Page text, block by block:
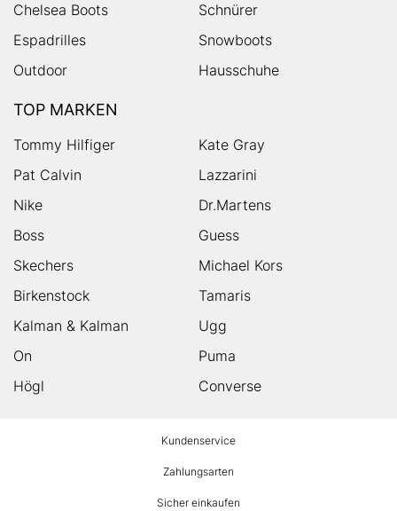
Chelsea Boots
Schnürer
Espadrilles
Snowboots
Outdoor
Hausschuhe
TOP MARKEN
Tommy Hilfiger
Kate Gray
Pat Calvin
Lazzarini
Nike
Dr.Martens
Boss
Guess
Skechers
Michael Kors
Birkenstock
Tamaris
Kalman & Kalman
Ugg
On
Puma
Högl
Converse
Kundenservice
Zahlungsarten
Sicher einkaufen